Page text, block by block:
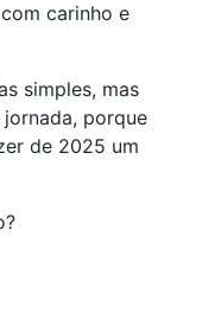
carinho e
simples, mas
porque
de 2025 um